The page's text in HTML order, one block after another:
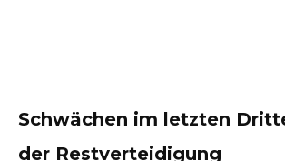
Schwächen im letzten
der Restverteidigung